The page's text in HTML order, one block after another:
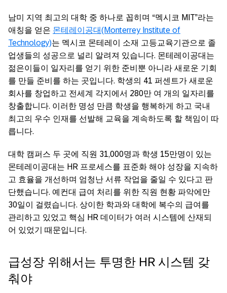
남미 지역 최고의 대학 중 하나로 꼽히며 “멕시코 MIT”라는
애칭을 얻은 몬테레이공대(Monterrey Institute of
Technology)는 멕시코 몬테레이 소재 고등교육기관으로 졸
업생들의 성공으로 널리 알려져 있습니다. 몬테레이공대는
젊은이들이 일자리를 얻기 위한 준비뿐 아니라 새로운 기회
를 만들 준비를 하는 곳입니다. 학생의 41 퍼센트가 새로운
회사를 창업하고 전세계 각지에서 280만 여 개의 일자리를
창출합니다. 이러한 명성 만큼 학생을 행복하게 하고 국내
최고의 우수 인재를 선발해 교육을 계속하도록 할 책임이 따
릅니다.
대학 캠퍼스 두 곳에 직원 31,000명과 학생 15만명이 있는
몬테레이공대는 HR 프로세스를 표준화 해야 성장을 지속하
고 효율을 개선하며 엄청난 서류 작업을 줄일 수 있다고 판
단했습니다. 예컨대 급여 처리를 위한 직원 현황 파악에만
30일이 걸렸습니다. 상이한 학과와 대학에 복수의 급여를
관리하고 있었고 핵심 HR 데이터가 여러 시스템에 산재되
어 있었기 때문입니다.
급성장 위해서는 투명한 HR 시스템 갖
춰야